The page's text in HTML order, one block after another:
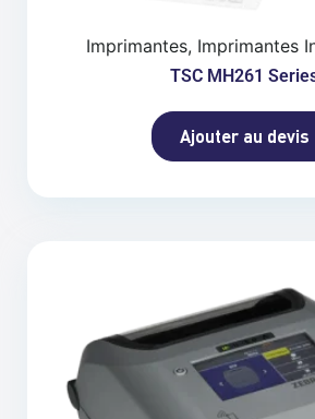
Imprimantes, Imprimantes
TSC MH261
Ajouter au devis